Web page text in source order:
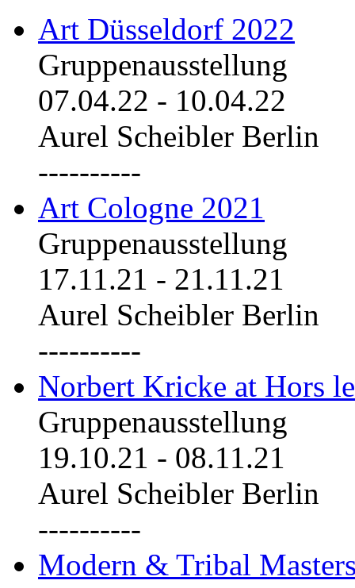
Art Düsseldorf 2022
Gruppenausstellung
07.04.22 - 10.04.22
Aurel Scheibler Berlin
----------
Art Cologne 2021
Gruppenausstellung
17.11.21 - 21.11.21
Aurel Scheibler Berlin
----------
Norbert Kricke at Hors
Gruppenausstellung
19.10.21 - 08.11.21
Aurel Scheibler Berlin
----------
Modern & Tribal